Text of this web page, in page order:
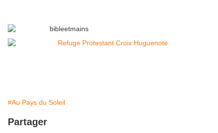
#Au Pays du Soleil
Partager